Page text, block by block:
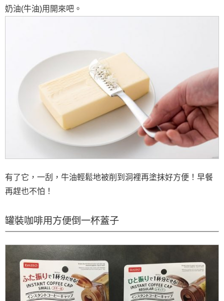
奶油(牛油)用開來吧。
有了它，一刮，牛油輕鬆地被削到洞裡再塗抹好方便！早餐
再趕也不怕！
罐裝咖啡用方便倒一杯蓋子